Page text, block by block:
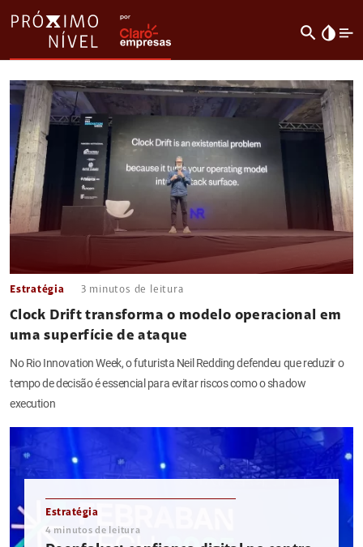
search invert_colors
Estratégia 3 minutos de leitura
Clock Drift transforma o modelo operacional em
uma superfície de ataque
No Rio Innovation Week, o futurista Neil Redding defendeu que reduzir o
tempo de decisão é essencial para evitar riscos como o shadow
execution
Estratégia
4 minutos de leitura